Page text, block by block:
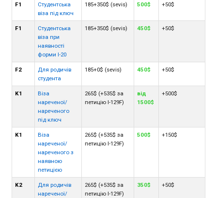
F1
Студентська
віза під ключ
185+350$ (sevis) 500$ +50$
F1
Студентська
віза при
наявності
форми I-20
185+350$ (sevis) 450$ +50$
F2
Для родичів
студента
185+0$ (sevis) 450$ +50$
K1
Віза
нареченої/
нареченого
під ключ
265$ (+535$ за
петицію I-129F)
від
1500$
+500$
K1
Віза
нареченої/
нареченого з
наявною
петицією
265$ (+535$ за
петицію I-129F)
500$ +150$
K2
Для родичів
нареченої/
265$ (+535$ за
петицію I-129F)
350$ +50$